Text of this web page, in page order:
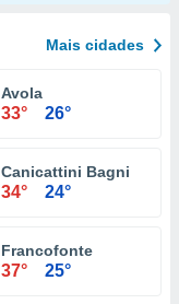
Mais cidades
Avola
33° 26°
Canicattini Bagni
34° 24°
Francofonte
37° 25°